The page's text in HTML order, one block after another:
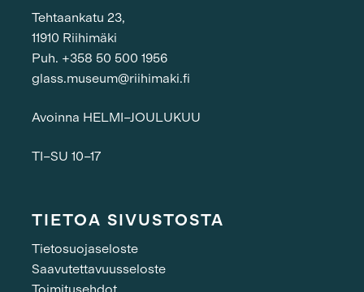
Tehtaankatu 23,
11910 Riihimäki
Puh. +358 50 500 1956
glass.museum@riihimaki.fi
Avoinna HELMI–JOULUKUU
TI–SU 10–17
TIETOA SIVUSTOSTA
Tietosuojaseloste
Saavutettavuusseloste